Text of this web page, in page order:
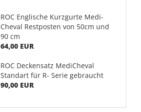
ROC Englische Kurzgurte Medi-
Cheval Restposten von 50cm und
90 cm
64,00 EUR
ROC Deckensatz MediCheval
Standart für R- Serie gebraucht
90,00 EUR